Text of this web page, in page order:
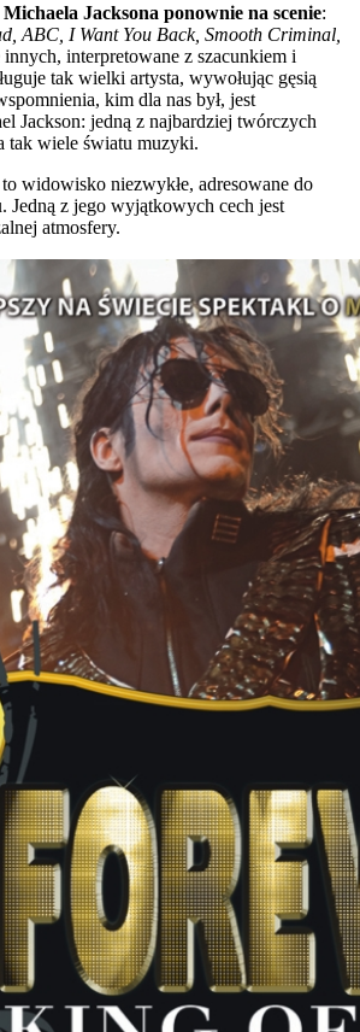
Jacksona ponownie na scenie:
ABC, I Want You Back, Smooth Criminal,
interpretowane z szacunkiem i
tak wielki artysta, wywołując gęsią
kim dla nas był, jest
Jackson: jedną z najbardziej twórczych
tak wiele światu muzyki.
to widowisko niezwykłe, adresowane do
Jedną z jego wyjątkowych cech jest
atmosfery.